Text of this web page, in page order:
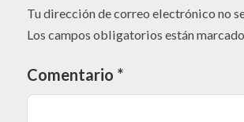
Tu dirección de correo electrónico no
Los campos obligatorios están
Comentario *